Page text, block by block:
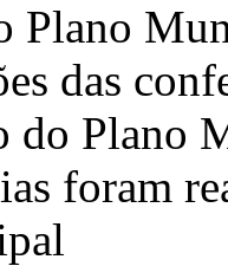
Plano
das
do Plano
foram